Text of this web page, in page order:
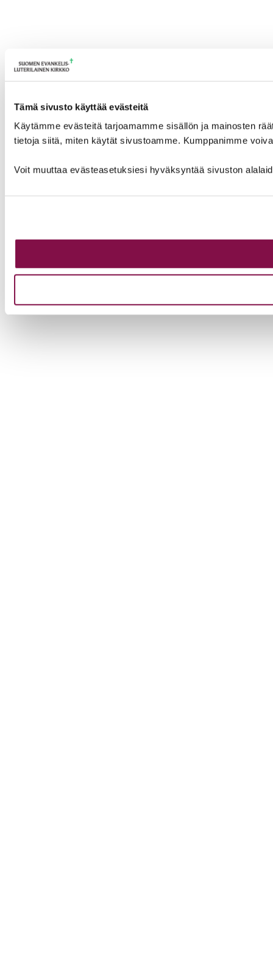
Tämä sivusto käyttää evästeitä
Käytämme evästeitä tarjoamamme sisällön ja mainosten
tietoja siitä, miten käytät sivustoamme. Kumppanimme
Voit muuttaa evästeasetuksiesi hyväksyntää sivuston